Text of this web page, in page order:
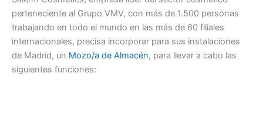
perteneciente al Grupo VMV, con más de 1.500 personas
trabajando en todo el mundo en las más de 60 filiales
internacionales, precisa incorporar para sus instalaciones
de Madrid, un Mozo/a de Almacén, para llevar a cabo las
siguientes funciones: